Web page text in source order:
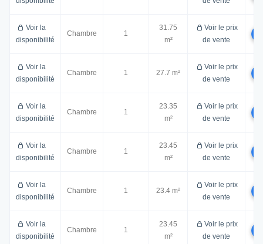
Voir la
disponibilité
Chambre 1
31.75
m²
Voir le prix
de vente
Voir la
disponibilité
Chambre 1 27.7 m²
Voir le prix
de vente
Voir la
disponibilité
Chambre 1
23.35
m²
Voir le prix
de vente
Voir la
disponibilité
Chambre 1
23.45
m²
Voir le prix
de vente
Voir la
disponibilité
Chambre 1 23.4 m²
Voir le prix
de vente
Voir la
disponibilité
Chambre 1
23.45
m²
Voir le prix
de vente